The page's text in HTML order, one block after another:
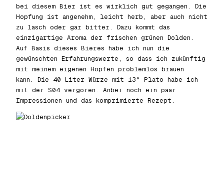
bei diesem Bier ist es wirklich gut gegangen. Die
Hopfung ist angenehm, leicht herb, aber auch nicht
zu lasch oder gar bitter. Dazu kommt das
einzigartige Aroma der frischen grünen Dolden.
Auf Basis dieses Bieres habe ich nun die
gewünschten Erfahrungswerte, so dass ich zukünftig
mit meinem eigenen Hopfen problemlos brauen
kann. Die 40 Liter Würze mit 13° Plato habe ich
mit der S04 vergoren. Anbei noch ein paar
Impressionen und das komprimierte Rezept.